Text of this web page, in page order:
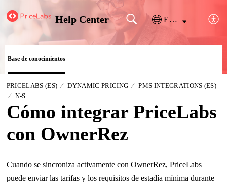
Help Center Español (España)
Base de conocimientos
PRICELABS (ES) DYNAMIC PRICING
PMS INTEGRATIONS (ES)
N-S
Cómo integrar PriceLabs
con OwnerRez
Cuando se sincroniza activamente con OwnerRez, PriceLabs
puede enviar las tarifas y los requisitos de estadía mínima durante